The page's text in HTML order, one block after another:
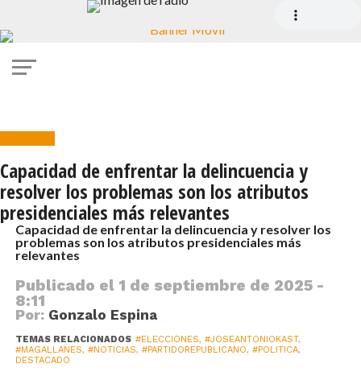
Encuesta
Capacidad de enfrentar la delincuencia y
resolver los problemas son los atributos
presidenciales más relevantes
Capacidad de enfrentar la delincuencia y resolver los
problemas son los atributos presidenciales más
relevantes
Publicado el 1 de septiembre de 2025 -
8:11
Por: Gonzalo Espina
TEMAS RELACIONADOS #ELECCIONES, #JOSEANTONIOKAST,
#MAGALLANES, #NOTICIAS, #PARTIDOREPUBLICANO, #POLITICA,
DESTACADO